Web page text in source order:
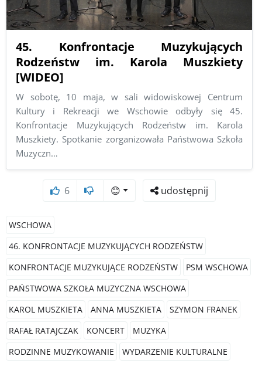
45. Konfrontacje Muzykujących
Rodzeństw im. Karola Muszkiety
[WIDEO]
W sobotę, 10 maja, w sali widowiskowej Centrum
Kultury i Rekreacji we Wschowie odbyły się 45.
Konfrontacje Muzykujących Rodzeństw im. Karola
Muszkiety. Spotkanie zorganizowała Państwowa Szkoła
Muzyczn…
6 😊 udostępnij
WSCHOWA
46. KONFRONTACJE MUZYKUJĄCYCH RODZEŃSTW
KONFRONTACJE MUZYKUJĄCE RODZEŃSTW
PSM WSCHOWA
PAŃSTWOWA SZKOŁA MUZYCZNA WSCHOWA
KAROL MUSZKIETA
ANNA MUSZKIETA
SZYMON FRANEK
RAFAŁ RATAJCZAK
KONCERT
MUZYKA
RODZINNE MUZYKOWANIE
WYDARZENIE KULTURALNE